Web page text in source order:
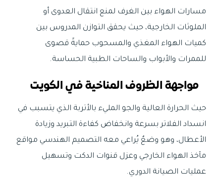
مسارات الهواء بين الغرف لمنع انتقال العدوى أو
الملوثات الخارجية، حيث يحقق التوازن المدروس بين
كميات الهواء المغذي والمسحوب حمايةً قصوى
للممرات والأبواب والساحات الطبية الحساسة.
مواجهة الظروف المناخية في الكويت
حيث الحرارة العالية والجو المليء بالأتربة الذي يتسبب في
انسداد الفلاتر بسرعة وانخفاض كفاءة التبريد وزيادة
الأعطال، وهو وضعٌ يُراعي معه التصميم الهندسي مواقع
مآخذ الهواء الخارجي وعزل قنوات الدكت وتسهيل
عمليات الصيانة الدوري.